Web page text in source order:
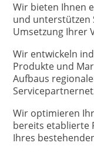
Wir bieten Ihnen
und unterstützen
Umsetzung Ihrer
Wir entwickeln
Produkte und
Aufbaus
Wir optimieren
bereits etablierte
Ihres